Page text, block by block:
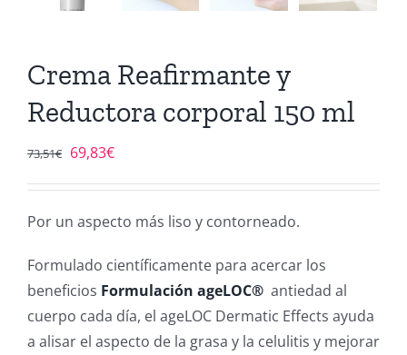
Crema Reafirmante y
Reductora corporal 150 ml
73,51€ El
era:
69,83€El
es:
Por un aspecto más liso y contorneado.
Formulado científicamente para acercar los
beneficios Formulación ageLOC® antiedad al
cuerpo cada día, el ageLOC Dermatic Effects ayuda
a alisar el aspecto de la grasa y la celulitis y mejorar